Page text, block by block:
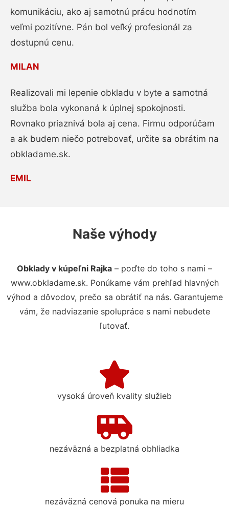
komunikáciu, ako aj samotnú prácu hodnotím
veľmi pozitívne. Pán bol veľký profesionál za
dostupnú cenu.
MILAN
Realizovali mi lepenie obkladu v byte a samotná
služba bola vykonaná k úplnej spokojnosti.
Rovnako priaznivá bola aj cena. Firmu odporúčam
a ak budem niečo potrebovať, určite sa obrátim na
obkladame.sk.
EMIL
Naše výhody
Obklady v kúpeľni Rajka – poďte do toho s nami –
www.obkladame.sk. Ponúkame vám prehľad hlavných
výhod a dôvodov, prečo sa obrátiť na nás. Garantujeme
vám, že nadviazanie spolupráce s nami nebudete
ľutovať.
vysoká úroveň kvality služieb
nezáväzná a bezplatná obhliadka
nezáväzná cenová ponuka na mieru